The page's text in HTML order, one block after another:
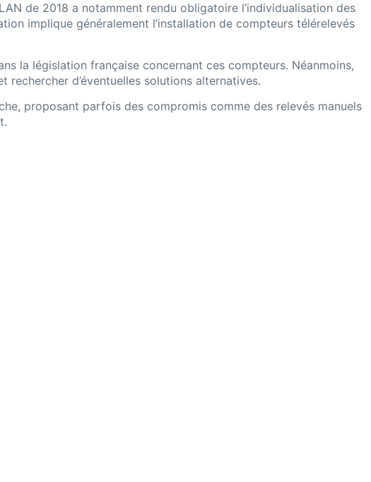
de 2018 a notamment rendu obligatoire l’individualisation des
implique généralement l’installation de compteurs télérelevés
la législation française concernant ces compteurs. Néanmoins,
d’éventuelles solutions alternatives.
proposant parfois des compromis comme des relevés manuels